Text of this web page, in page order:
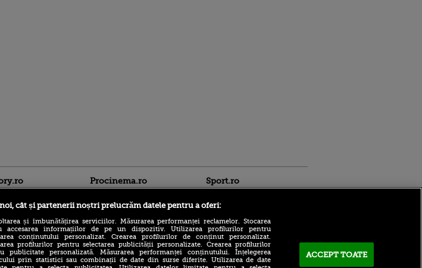
Procinema.ro Sport.ro
cât și partenerii noștri prelucrăm datele pentru a oferi:
și îmbunătățirea serviciilor. Măsurarea performanței reclamelor. Stocarea
accesarea informațiilor de pe un dispozitiv. Utilizarea profilurilor pentru
conținutului personalizat. Crearea profilurilor de conținut personalizat.
profilurilor pentru selectarea publicității personalizate. Crearea profilurilor
publicitate personalizată. Măsurarea performanței conținutului. Înțelegerea
prin statistici sau combinații de date din surse diferite. Utilizarea de date
ACCEPT TOATE